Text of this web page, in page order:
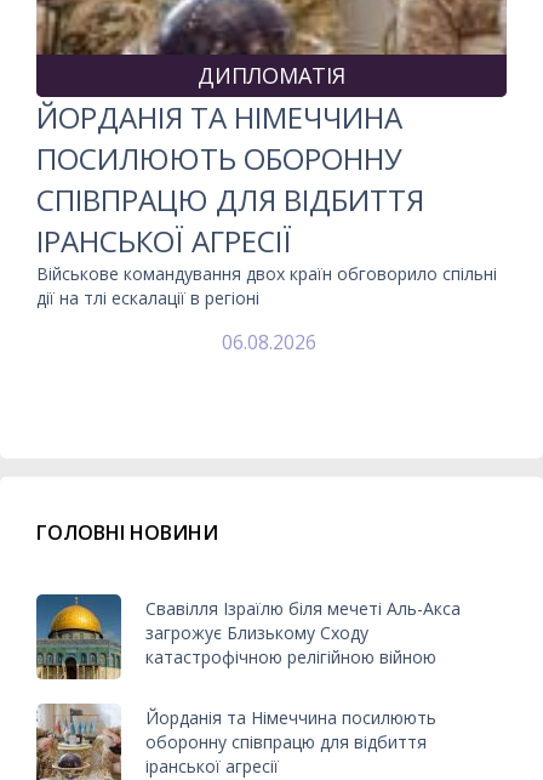
ДИПЛОМАТІЯ
ЙОРДАНІЯ ТА НІМЕЧЧИНА
ПОСИЛЮЮТЬ ОБОРОННУ
СПІВПРАЦЮ ДЛЯ ВІДБИТТЯ
ІРАНСЬКОЇ АГРЕСІЇ
Військове командування двох країн обговорило спільні
дії на тлі ескалації в регіоні
06.08.2026
ГОЛОВНІ НОВИНИ
Свавілля Ізраїлю біля мечеті Аль-Акса
загрожує Близькому Сходу
катастрофічною релігійною війною
Йорданія та Німеччина посилюють
оборонну співпрацю для відбиття
іранської агресії